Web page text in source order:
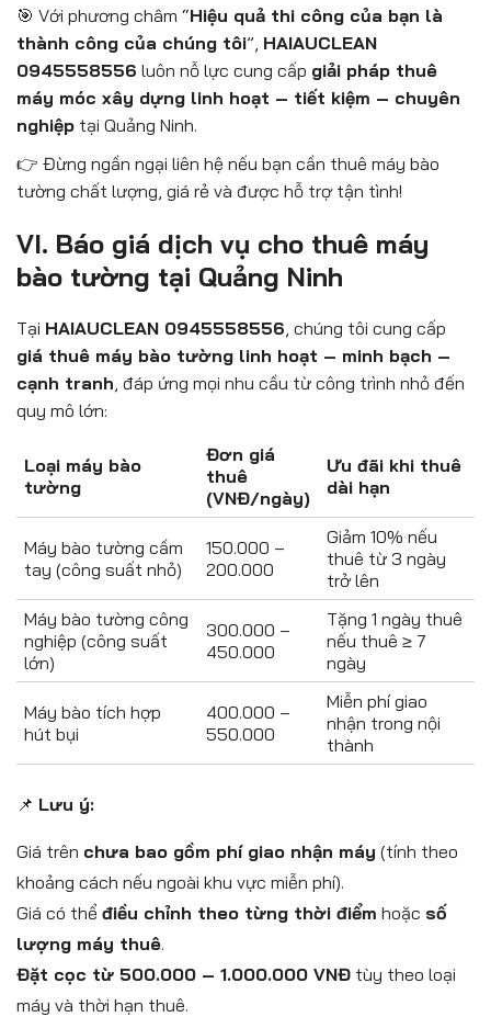
🎯 Với phương châm “Hiệu quả thi công của bạn là
thành công của chúng tôi”, HAIAUCLEAN
0945558556 luôn nỗ lực cung cấp giải pháp thuê
máy móc xây dựng linh hoạt – tiết kiệm – chuyên
nghiệp tại Quảng Ninh.
👉 Đừng ngần ngại liên hệ nếu bạn cần thuê máy bào
tường chất lượng, giá rẻ và được hỗ trợ tận tình!
VI. Báo giá dịch vụ cho thuê máy
bào tường tại Quảng Ninh
Tại HAIAUCLEAN 0945558556 , chúng tôi cung cấp
giá thuê máy bào tường linh hoạt – minh bạch –
cạnh tranh , đáp ứng mọi nhu cầu từ công trình nhỏ đến
quy mô lớn:
Loại máy bào
tường
Đơn giá
thuê
(VNĐ/ngày)
Ưu đãi khi thuê
dài hạn
Máy bào tường cầm
tay (công suất nhỏ)
150.000 –
200.000
Giảm 10% nếu
thuê từ 3 ngày
trở lên
Máy bào tường công
nghiệp (công suất
lớn)
300.000 –
450.000
Tặng 1 ngày thuê
nếu thuê ≥ 7
ngày
Máy bào tích hợp
hút bụi
400.000 –
550.000
Miễn phí giao
nhận trong nội
thành
📌 Lưu ý:
Giá trên chưa bao gồm phí giao nhận máy (tính theo
khoảng cách nếu ngoài khu vực miễn phí).
Giá có thể điều chỉnh theo từng thời điểm hoặc số
lượng máy thuê.
Đặt cọc từ 500.000 – 1.000.000 VNĐ tùy theo loại
máy và thời hạn thuê.